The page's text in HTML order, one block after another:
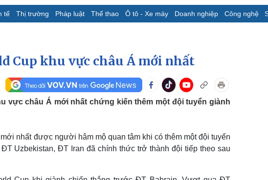
tế Thị trường Pháp luật Thể thao Ô tô - Xe máy Doanh nghiệp Công nghệ
Cuộc sống đó đây
Hồ sơ
Ảnh
E-Magazine
Infographic
Lịch thi đấu bóng đá
Thế giới thể thao
Xe máy
Tư vấn
Doanh nghiệp 24h
Doanh nhân
Cup khu vực châu Á mới nhất
vực châu Á mới nhất chứng kiến thêm một đội tuyển giành
nhất được người hâm mộ quan tâm khi có thêm một đội tuyển
Uzbekistan, ĐT Iran đã chính thức trở thành đội tiếp theo sau